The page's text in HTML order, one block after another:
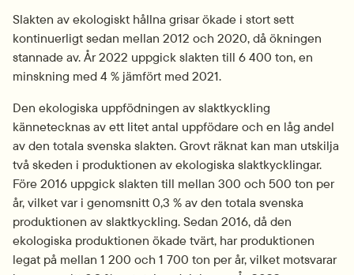
Slakten av ekologiskt hållna grisar ökade i stort sett
kontinuerligt sedan mellan 2012 och 2020, då ökningen
stannade av. År 2022 uppgick slakten till 6 400 ton, en
minskning med 4 % jämfört med 2021.
Den ekologiska uppfödningen av slaktkyckling
kännetecknas av ett litet antal uppfödare och en låg andel
av den totala svenska slakten. Grovt räknat kan man utskilja
två skeden i produktionen av ekologiska slaktkycklingar.
Före 2016 uppgick slakten till mellan 300 och 500 ton per
år, vilket var i genomsnitt 0,3 % av den totala svenska
produktionen av slaktkyckling. Sedan 2016, då den
ekologiska produktionen ökade tvärt, har produktionen
legat på mellan 1 200 och 1 700 ton per år, vilket motsvarar